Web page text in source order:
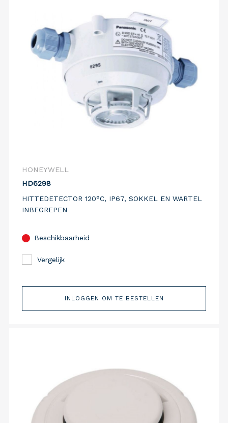
HONEYWELL
HD6298
HITTEDETECTOR 120°C, IP67, SOKKEL EN WARTEL
INBEGREPEN
Beschikbaarheid
Vergelijk
INLOGGEN OM TE BESTELLEN